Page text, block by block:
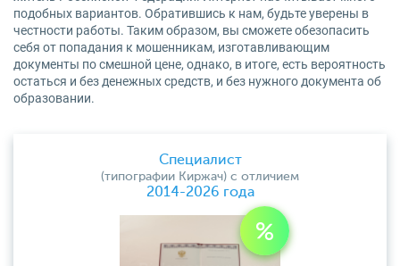
подобных вариантов. Обратившись к нам, будьте уверены в
честности работы. Таким образом, вы сможете обезопасить
себя от попадания к мошенникам, изготавливающим
документы по смешной цене, однако, в итоге, есть вероятность
остаться и без денежных средств, и без нужного документа об
образовании.
Специалист
(типографии Киржач) с отличием
2014-2026 года